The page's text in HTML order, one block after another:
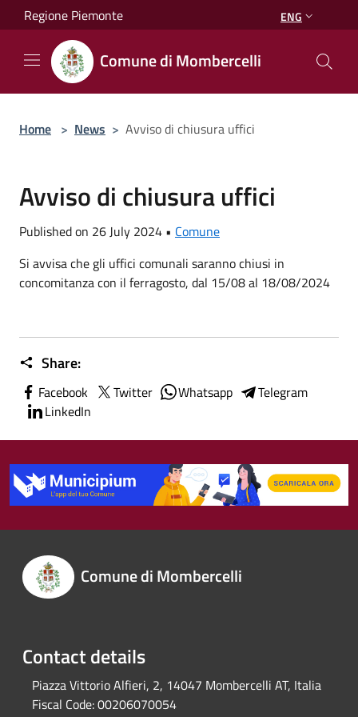
Salta al contenuto principale
Regione Piemonte ENG
Comune di Mombercelli
Home > News > Avviso di chiusura uffici
Avviso di chiusura uffici
Published on 26 July 2024 • Comune
Si avvisa che gli uffici comunali saranno chiusi in
concomitanza con il ferragosto, dal 15/08 al 18/08/2024
Share:
Facebook Twitter Whatsapp
Telegram
LinkedIn
Comune di Mombercelli
Contact details
Piazza Vittorio Alfieri, 2, 14047 Mombercelli AT, Italia
Fiscal Code:00206070054